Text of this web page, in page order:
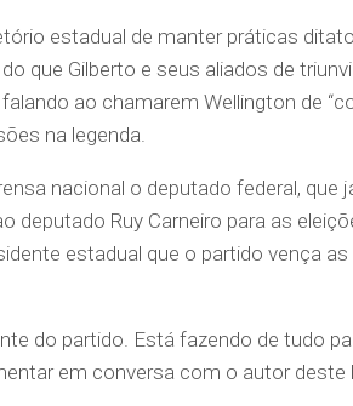
estadual de manter práticas
que Gilberto e seus aliados de
ao chamarem Wellington de
na legenda.
nacional o deputado federal, que
deputado Ruy Carneiro para as
estadual que o partido vença
do partido. Está fazendo de tudo
em conversa com o autor deste